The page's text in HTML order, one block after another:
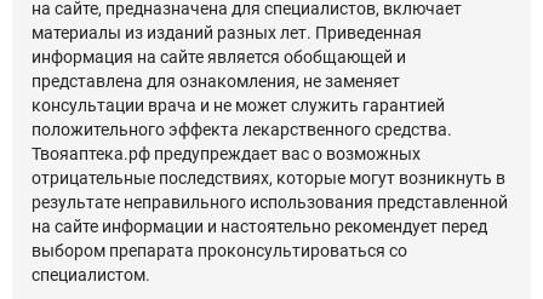
на сайте, предназначена для специалистов, включает
материалы из изданий разных лет. Приведенная
информация на сайте является обобщающей и
представлена для ознакомления, не заменяет
консультации врача и не может служить гарантией
положительного эффекта лекарственного средства.
Твояаптека.рф предупреждает вас о возможных
отрицательные последствиях, которые могут возникнуть в
результате неправильного использования представленной
на сайте информации и настоятельно рекомендует перед
выбором препарата проконсультироваться со
специалистом.